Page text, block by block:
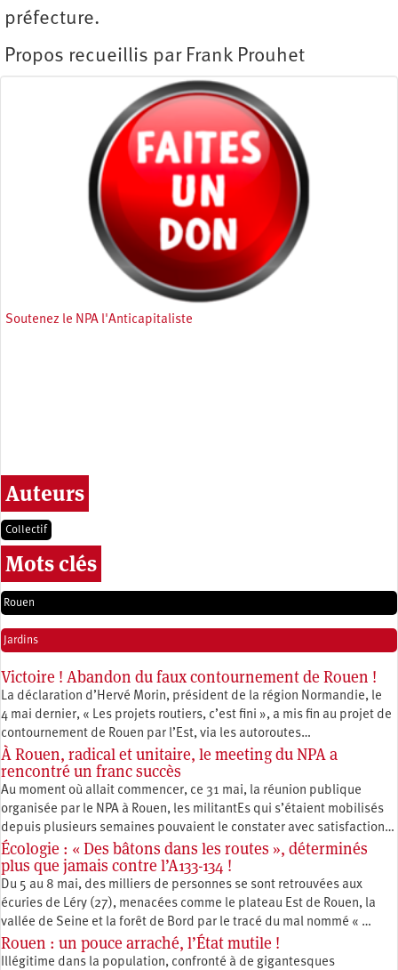
préfecture.
Propos recueillis par Frank Prouhet
Soutenez le NPA l'Anticapitaliste
Auteurs
Collectif
Mots clés
Rouen
Jardins
Victoire ! Abandon du faux contournement de Rouen !
La déclaration d’Hervé Morin, président de la région Normandie, le
4 mai dernier, « Les projets routiers, c’est fini », a mis fin au projet de
contournement de Rouen par l’Est, via les autoroutes…
À Rouen, radical et unitaire, le meeting du NPA a
rencontré un franc succès
Au moment où allait commencer, ce 31 mai, la réunion publique
organisée par le NPA à Rouen, les militantEs qui s’étaient mobilisés
depuis plusieurs semaines pouvaient le constater avec satisfaction…
Écologie : « Des bâtons dans les routes », déterminés
plus que jamais contre l’A133-134 !
Du 5 au 8 mai, des milliers de personnes se sont retrouvées aux
écuries de Léry (27), menacées comme le plateau Est de Rouen, la
vallée de Seine et la forêt de Bord par le tracé du mal nommé « …
Rouen : un pouce arraché, l’État mutile !
Illégitime dans la population, confronté à de gigantesques